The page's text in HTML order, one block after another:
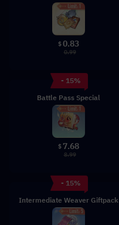
$0.83
0.99
- 15%
Battle Pass Special
$ 7.68
8.99
- 15%
Intermediate Weaver Giftpack